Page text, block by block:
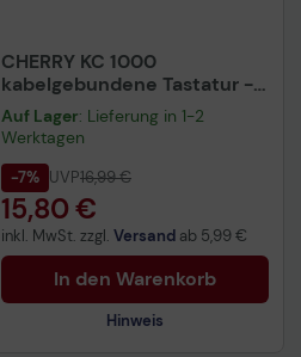
CHERRY KC 1000
kabelgebundene Tastatur -
QWERTZ DE - schwarz
Auf Lager: Lieferung in 1-2
Werktagen
-7% UVP16,99 €
15,80 €
inkl. MwSt. zzgl. Versand ab 5,99 €
In den Warenkorb
Hinweis